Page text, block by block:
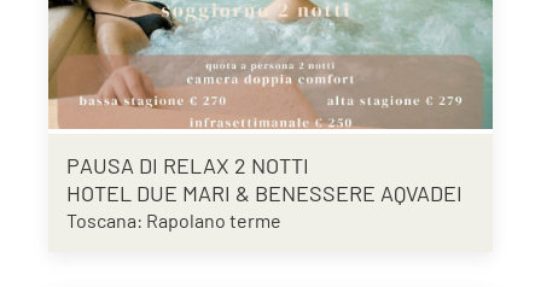
PAUSA DI RELAX 2 NOTTI
HOTEL DUE MARI & BENESSERE AQVADEI
Toscana: Rapolano terme